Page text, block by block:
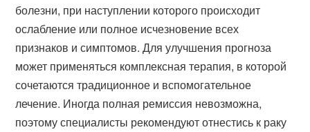
болезни, при наступлении которого происходит
ослабление или полное исчезновение всех
признаков и симптомов. Для улучшения прогноза
может применяться комплексная терапия, в которой
сочетаются традиционное и вспомогательное
лечение. Иногда полная ремиссия невозможна,
поэтому специалисты рекомендуют отнестись к раку